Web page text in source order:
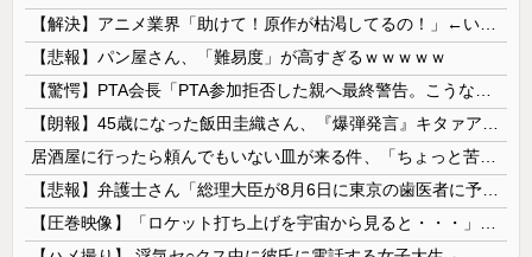
【悲報】パン屋さん、「難易度」が高すぎるｗｗｗｗｗ